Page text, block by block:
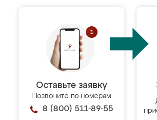
Оставьте заявку
Позвоните по номерам
8 (800) 511-89-55